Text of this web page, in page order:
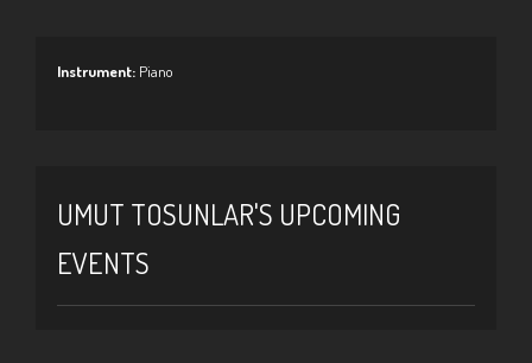
Instrument: Piano
UMUT TOSUNLAR'S UPCOMING
EVENTS